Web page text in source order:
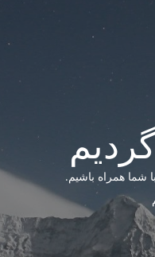
شما همراه باشیم.